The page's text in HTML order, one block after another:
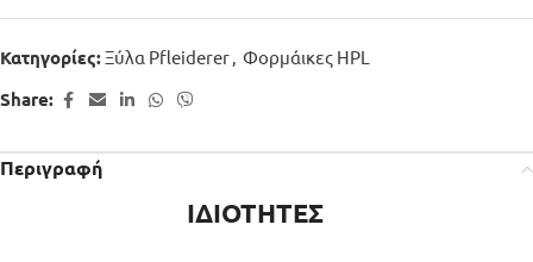
Κατηγορίες:Ξύλα Pfleiderer, Φορμάικες HPL
Share:
Περιγραφή
ΙΔΙΟΤΗΤΕΣ